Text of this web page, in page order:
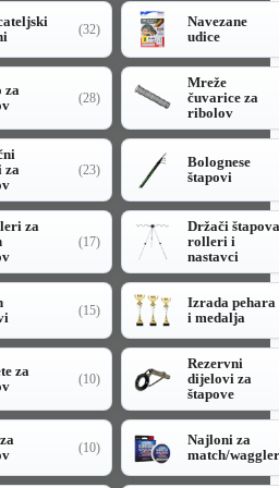
(32)
Navezane
udice
za
(28)
Mreže
čuvarice za
ribolov
za
(23)
Bolognese
štapovi
za
(17)
Držači štapova
rolleri i
nastavci
(15)
Izrada pehara
i medalja
za
(10)
Rezervni
dijelovi za
štapove
(10)
Najloni za
match/waggler